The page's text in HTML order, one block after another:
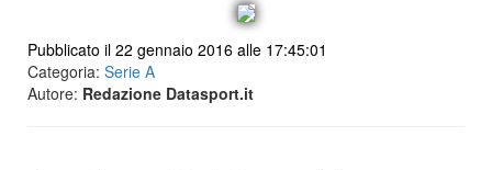
Pubblicato il 22 gennaio 2016 alle 17:45:01
Categoria: Serie A
Autore: Redazione Datasport.it